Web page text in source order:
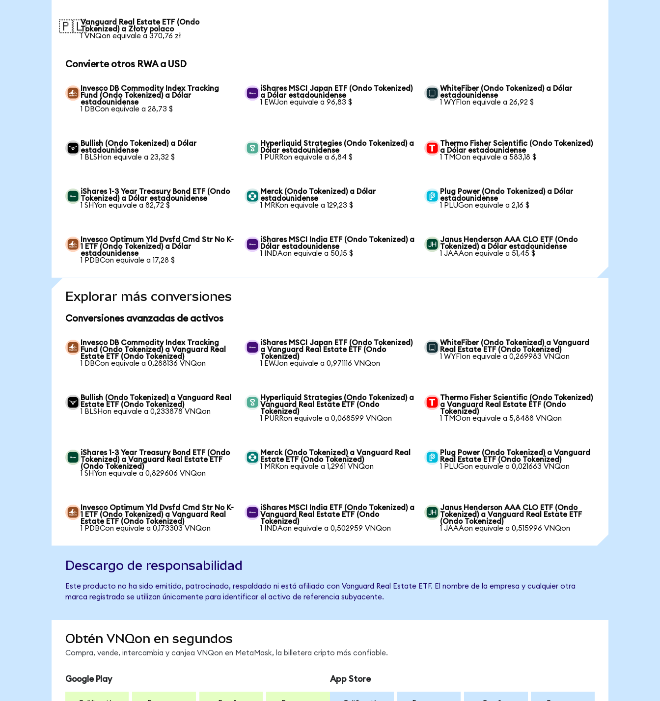
🇵🇱Vanguard Real Estate ETF (Ondo
Tokenized) a Złoty polaco
1 VNQon equivale a 370,76 zł
Convierte otros RWA a USD
Invesco DB Commodity Index Tracking
Fund (Ondo Tokenized) a Dólar
estadounidense
1 DBCon equivale a 28,73 $
iShares MSCI Japan ETF (Ondo Tokenized)
a Dólar estadounidense
1 EWJon equivale a 96,83 $
WhiteFiber (Ondo Tokenized) a Dólar
estadounidense
1 WYFIon equivale a 26,92 $
Bullish (Ondo Tokenized) a Dólar
estadounidense
1 BLSHon equivale a 23,32 $
Hyperliquid Strategies (Ondo Tokenized) a
Dólar estadounidense
1 PURRon equivale a 6,84 $
Thermo Fisher Scientific (Ondo Tokenized)
a Dólar estadounidense
1 TMOon equivale a 583,18 $
iShares 1-3 Year Treasury Bond ETF (Ondo
Tokenized) a Dólar estadounidense
1 SHYon equivale a 82,72 $
Merck (Ondo Tokenized) a Dólar
estadounidense
1 MRKon equivale a 129,23 $
Plug Power (Ondo Tokenized) a Dólar
estadounidense
1 PLUGon equivale a 2,16 $
Invesco Optimum Yld Dvsfd Cmd Str No K-
1 ETF (Ondo Tokenized) a Dólar
estadounidense
1 PDBCon equivale a 17,28 $
iShares MSCI India ETF (Ondo Tokenized) a
Dólar estadounidense
1 INDAon equivale a 50,15 $
Janus Henderson AAA CLO ETF (Ondo
Tokenized) a Dólar estadounidense
1 JAAAon equivale a 51,45 $
Explorar más conversiones
Conversiones avanzadas de activos
Invesco DB Commodity Index Tracking
Fund (Ondo Tokenized) a Vanguard Real
Estate ETF (Ondo Tokenized)
1 DBCon equivale a 0,288136 VNQon
iShares MSCI Japan ETF (Ondo Tokenized)
a Vanguard Real Estate ETF (Ondo
Tokenized)
1 EWJon equivale a 0,971116 VNQon
WhiteFiber (Ondo Tokenized) a Vanguard
Real Estate ETF (Ondo Tokenized)
1 WYFIon equivale a 0,269983 VNQon
Bullish (Ondo Tokenized) a Vanguard Real
Estate ETF (Ondo Tokenized)
1 BLSHon equivale a 0,233878 VNQon
Hyperliquid Strategies (Ondo Tokenized) a
Vanguard Real Estate ETF (Ondo
Tokenized)
1 PURRon equivale a 0,068599 VNQon
Thermo Fisher Scientific (Ondo Tokenized)
a Vanguard Real Estate ETF (Ondo
Tokenized)
1 TMOon equivale a 5,8488 VNQon
iShares 1-3 Year Treasury Bond ETF (Ondo
Tokenized) a Vanguard Real Estate ETF
(Ondo Tokenized)
1 SHYon equivale a 0,829606 VNQon
Merck (Ondo Tokenized) a Vanguard Real
Estate ETF (Ondo Tokenized)
1 MRKon equivale a 1,2961 VNQon
Plug Power (Ondo Tokenized) a Vanguard
Real Estate ETF (Ondo Tokenized)
1 PLUGon equivale a 0,021663 VNQon
Invesco Optimum Yld Dvsfd Cmd Str No K-
1 ETF (Ondo Tokenized) a Vanguard Real
Estate ETF (Ondo Tokenized)
1 PDBCon equivale a 0,173303 VNQon
iShares MSCI India ETF (Ondo Tokenized) a
Vanguard Real Estate ETF (Ondo
Tokenized)
1 INDAon equivale a 0,502959 VNQon
Janus Henderson AAA CLO ETF (Ondo
Tokenized) a Vanguard Real Estate ETF
(Ondo Tokenized)
1 JAAAon equivale a 0,515996 VNQon
Descargo de responsabilidad
Este producto no ha sido emitido, patrocinado, respaldado ni está afiliado con Vanguard Real Estate ETF. El nombre de la empresa y cualquier otra
marca registrada se utilizan únicamente para identificar el activo de referencia subyacente.
Obtén VNQon en segundos
Compra, vende, intercambia y canjea VNQon en MetaMask, la billetera cripto más confiable.
Google Play App Store